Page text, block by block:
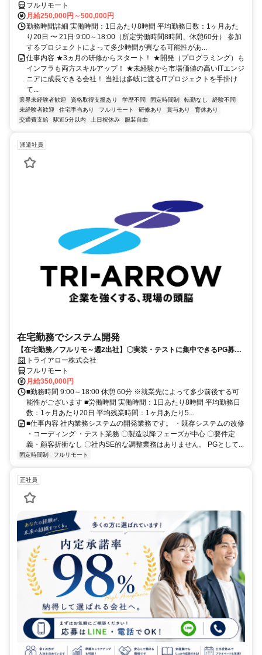
フルリモート
月給250,000円～500,000円
勤務時間詳細 実働時間：1日あたり8時間 平均勤務日数：1ヶ月あた
り20日 〜 21日 9:00～18:00（所定労働時間8時間、休憩60分） 参加
するプロジェクトによって多少時間が異なる可能性があ...
仕事内容 ★3ヵ月の研修からスタート！ ★開発（プログラミング）も
インフラも両方スキルアップ！ ★未経験から市場価値の高いITエンジ
ニアに成長できる会社！ 当社は多岐に渡るITプロジェクトを手掛け
て...
業界未経験者歓迎 資格取得支援あり 学歴不問 固定時間制 転勤なし
経験不問
未経験者歓迎
住宅手当あり フルリモート 研修あり 賞与あり
育休あり
交通費支給
駅近5分以内 土日祝休み 服装自由
派遣社員
在宅勤務でシステム開発
【在宅勤務／フルリモ～週2出社】〇実装・テストに集中できるPG募集
〇業務用端末貸与あり
トライアロー株式会社
フルリモート
月給350,000円
■勤務時間 9:00～18:00 休憩 60分 ※就業先によって多少前後する可
能性がございます ■労働時間 実働時間：1日あたり8時間 平均勤務日
数：1ヶ月あたり20日 平均残業時間：1ヶ月あたり5...
■仕事内容 社内業務システムの開発業務です。 ・既存システムの改修
・コーディング ・テスト業務 〇製造以降フェーズが中心 〇要件定
義・顧客折衝なし 〇社内SE的な調整業務はありません。 PGとして...
固定時間制 フルリモート
正社員